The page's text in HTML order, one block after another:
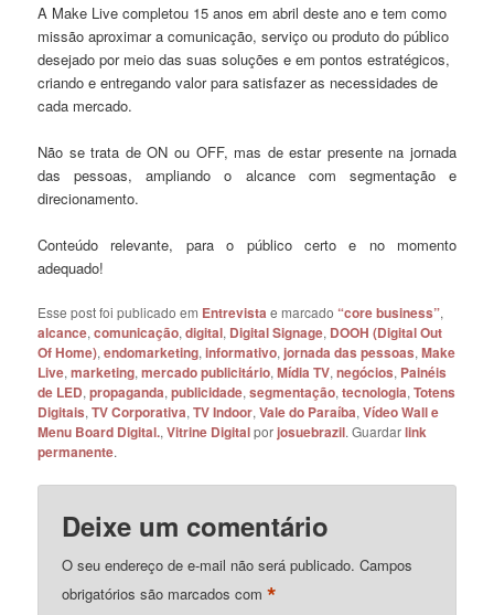
A Make Live completou 15 anos em abril deste ano e tem como
missão aproximar a comunicação, serviço ou produto do público
desejado por meio das suas soluções e em pontos estratégicos,
criando e entregando valor para satisfazer as necessidades de
cada mercado.
Não se trata de ON ou OFF, mas de estar presente na jornada
das pessoas, ampliando o alcance com segmentação e
direcionamento.
Conteúdo relevante, para o público certo e no momento
adequado!
Esse post foi publicado em Entrevista e marcado“core business”,
alcance,comunicação,digital, Digital Signage, DOOH (Digital Out
Of Home),endomarketing,informativo,jornada das pessoas,Make
Live,marketing,mercado publicitário,Mídia TV,negócios, Painéis
de LED,propaganda,publicidade,segmentação,tecnologia,Totens
Digitais,TV Corporativa,TV Indoor,Vale do Paraíba,Vídeo Wall e
Menu Board Digital.,Vitrine Digitalporjosuebrazil. Guardarlink
permanente.
Deixe um comentário
O seu endereço de e-mail não será publicado. Campos
obrigatórios são marcados com*